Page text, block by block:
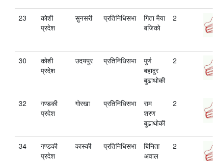
23
कोशी
प्रदेश
सुनसरी प्रतिनिधिसभा
गिता मैया
बजिको
2
30
कोशी
प्रदेश
उदयपुर प्रतिनिधिसभा
पुर्ण
बहादुर
बुढाथोकी
2
32
गण्डकी
प्रदेश
गोरखा प्रतिनिधिसभा
राम
शरण
बुढाथोकी
2
34
गण्डकी
प्रदेश
कास्की प्रतिनिधिसभा
बिनिता
अवाल
2